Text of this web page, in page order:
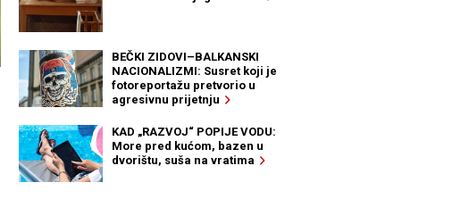
BEČKI ZIDOVI–BALKANSKI
NACIONALIZMI: Susret koji je
fotoreportažu pretvorio u
agresivnu prijetnju
KAD „RAZVOJ“ POPIJE VODU:
More pred kućom, bazen u
dvorištu, suša na vratima